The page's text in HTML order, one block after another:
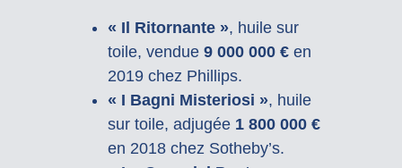
« Il Ritornante », huile sur
toile, vendue 9 000 000 €en
2019 chez Phillips.
« I Bagni Misteriosi », huile
sur toile, adjugée 1 800 000 €
en 2018 chez Sotheby’s.